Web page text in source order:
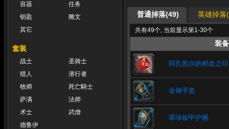
容器
任务
钥匙
雕文
其它
套装
战士
圣骑士
猎人
潜行者
牧师
死亡騎士
萨满
法师
术士
武僧
德鲁伊
普通掉落(49) 英雄掉落
共有49个, 当前显示第1-30个
装备
阿扎凯尔的鲜血之印
金钢手套
翠绿板甲护腕